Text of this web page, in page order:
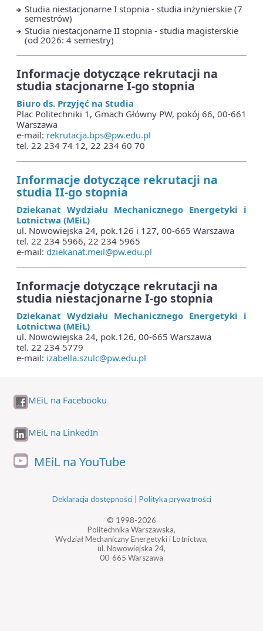
Studia niestacjonarne I stopnia - studia inżynierskie (7
semestrów)
Studia niestacjonarne II stopnia - studia magisterskie
(od 2026: 4 semestry)
Informacje dotyczące rekrutacji na
studia stacjonarne I-go stopnia
Biuro ds. Przyjęć na Studia
Plac Politechniki 1, Gmach Główny PW, pokój 66, 00-661
Warszawa
e-mail: rekrutacja.bps@pw.edu.pl
tel. 22 234 74 12, 22 234 60 70
Informacje dotyczące rekrutacji na
studia II-go stopnia
Dziekanat Wydziału Mechanicznego Energetyki i
Lotnictwa (MEiL)
ul. Nowowiejska 24, pok.126 i 127, 00-665 Warszawa
tel. 22 234 5966, 22 234 5965
e-mail: dziekanat.meil@pw.edu.pl
Informacje dotyczące rekrutacji na
studia niestacjonarne I-go stopnia
Dziekanat Wydziału Mechanicznego Energetyki i
Lotnictwa (MEiL)
ul. Nowowiejska 24, pok.126, 00-665 Warszawa
tel. 22 234 5779
e-mail: izabella.szulc@pw.edu.pl
MEiL na Facebooku
MEiL na LinkedIn
MEiL na YouTube
Deklaracja dostępności| Polityka prywatności
© 1998-2026
Politechnika Warszawska,
Wydział Mechaniczny Energetyki i Lotnictwa,
ul. Nowowiejska 24,
00-665 Warszawa